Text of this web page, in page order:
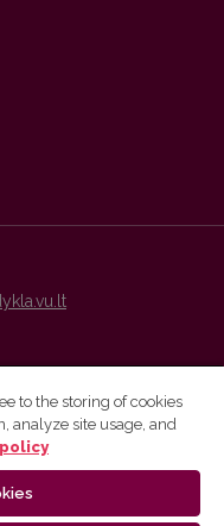
are distributed by
to the storing of cookies
analyze site usage, and